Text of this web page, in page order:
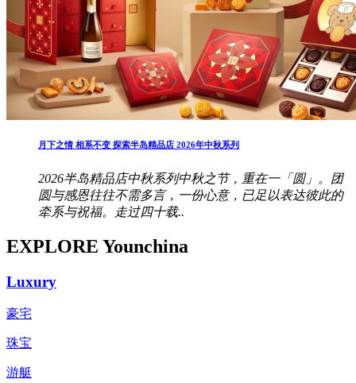
月下之情 相系不变 探索半岛精品店 2026年中秋系列
2026半岛精品店中秋系列中秋之节，重在一「圆」。团
圆与感恩往往不需多言，一份心意，已足以表达彼此的
牵系与祝福。走过四十载..
EXPLORE Younchina
Luxury
豪宅
珠宝
游艇